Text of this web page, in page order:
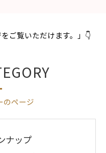
ご覧いただけます。」👇
のページ
ナップ